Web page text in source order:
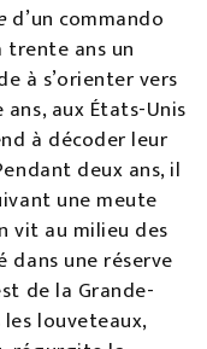
d’un commando
trente ans un
à s’orienter vers
aux États-Unis
à décoder leur
deux ans, il
une meute
vit au milieu des
dans une réserve
de la Grande-
louveteaux,